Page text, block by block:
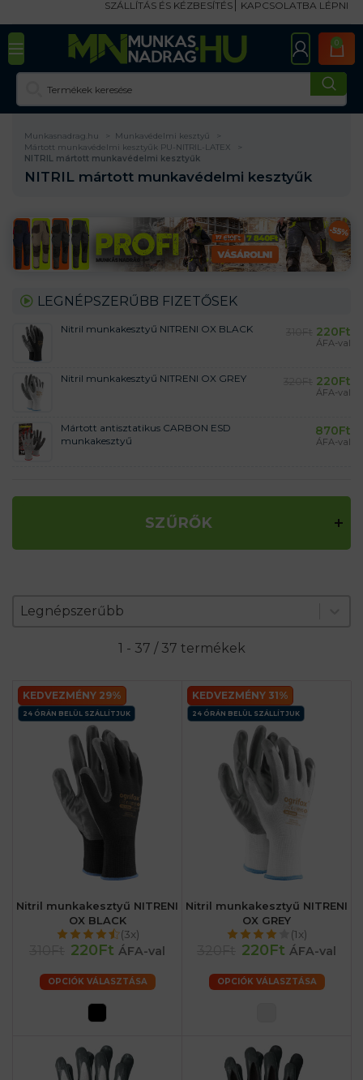
SZÁLLÍTÁS ÉS KÉZBESÍTÉS KAPCSOLATBA LÉPNI
0
Munkasnadrag.hu
Munkavédelmi kesztyű
Mártott munkavédelmi kesztyűk PU-NITRIL-LATEX
NITRIL mártott munkavédelmi kesztyűk
NITRIL mártott munkavédelmi kesztyűk
LEGNÉPSZERŰBB FIZETŐSEK
Nitril munkakesztyű NITRENI OX BLACK 220Ft
ÁFA-val
Nitril munkakesztyű NITRENI OX GREY 220Ft
ÁFA-val
Mártott antisztatikus CARBON ESD
munkakesztyű
870Ft
ÁFA-val
SZŰRŐK
Zoradenie produktov
Sort content
Legnépszerűbb
Sort content
1 - 37 / 37 termékek
KEDVEZMÉNY 29%
24 ÓRÁN BELÜL SZÁLLÍTJUK
Nitril munkakesztyű NITRENI
OX BLACK
(3x)
220Ft ÁFA-val
OPCIÓK VÁLASZTÁSA
KEDVEZMÉNY 31%
24 ÓRÁN BELÜL SZÁLLÍTJUK
Nitril munkakesztyű NITRENI
OX GREY
(1x)
220Ft ÁFA-val
OPCIÓK VÁLASZTÁSA